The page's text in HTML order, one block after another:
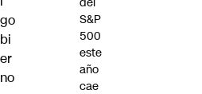
go
bi
er
no
S&P
500
este
año
cae